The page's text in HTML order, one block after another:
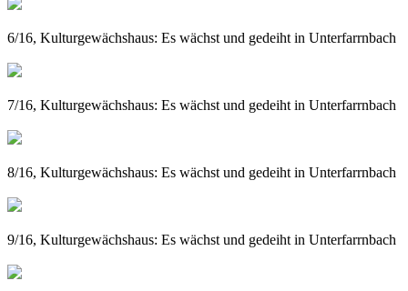
6/16, Kulturgewächshaus: Es wächst und gedeiht in Unterfarrnbach
7/16, Kulturgewächshaus: Es wächst und gedeiht in Unterfarrnbach
8/16, Kulturgewächshaus: Es wächst und gedeiht in Unterfarrnbach
9/16, Kulturgewächshaus: Es wächst und gedeiht in Unterfarrnbach